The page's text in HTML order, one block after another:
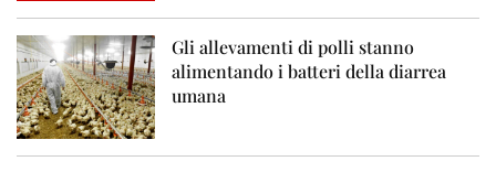
Gli allevamenti di polli stanno
alimentando i batteri della diarrea
umana